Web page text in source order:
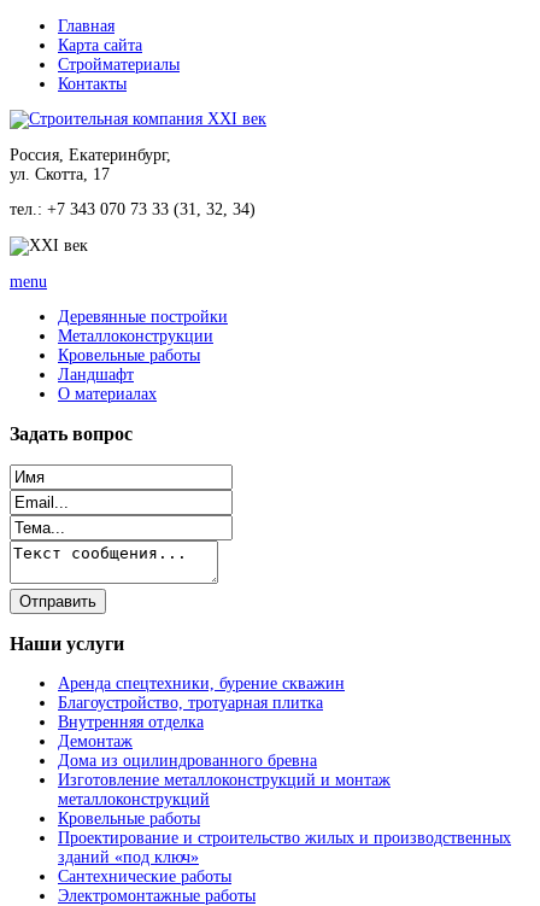
Главная
Карта сайта
Стройматериалы
Контакты
Россия, Екатеринбург,
ул. Скотта, 17
тел.: +7 343 070 73 33 (31, 32, 34)
menu
Деревянные постройки
Металлоконструкции
Кровельные работы
Ландшафт
О материалах
Задать вопрос
Наши услуги
Аренда спецтехники, бурение скважин
Благоустройство, тротуарная плитка
Внутренняя отделка
Демонтаж
Дома из оцилиндрованного бревна
Изготовление металлоконструкций и монтаж
металлоконструкций
Кровельные работы
Проектирование и строительство жилых и производственных
зданий «под ключ»
Сантехнические работы
Электромонтажные работы